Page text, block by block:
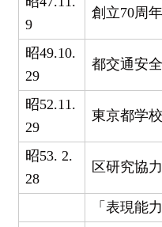
9
創立70周
昭49.10.
29
都交通安
昭52.11.
29
東京都学
昭53. 2.
28
区研究協
「表現能